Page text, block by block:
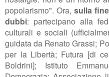
popolarismo". Ora, sulla
dubbi: partecipano alla
culturali e sociali
guidata da Renato Grassi;
per la Libertà; Futura [di
Boldrini]; Istituto